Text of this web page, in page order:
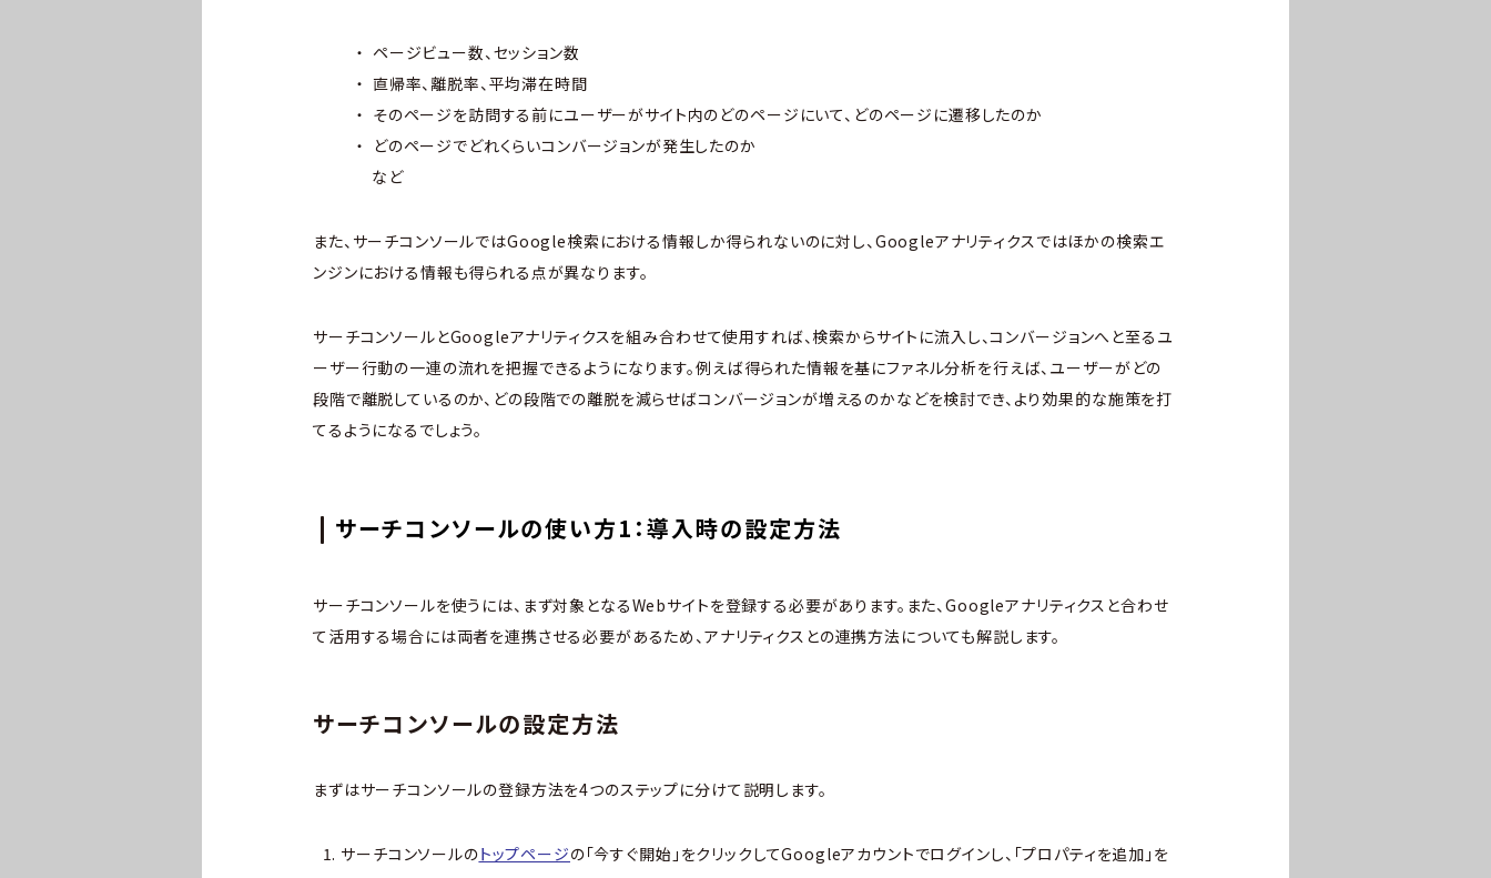
ページビュー数、セッション数
直帰率、離脱率、平均滞在時間
そのページを訪問する前にユーザーがサイト内のどのページにいて、どのページに遷移したのか
どのページでどれくらいコンバージョンが発生したのか
など
また、サーチコンソールではGoogle検索における情報しか得られないのに対し、Googleアナリティクスではほかの検索エ
ンジンにおける情報も得られる点が異なります。
サーチコンソールとGoogleアナリティクスを組み合わせて使用すれば、検索からサイトに流入し、コンバージョンへと至るユ
ーザー行動の一連の流れを把握できるようになります。例えば得られた情報を基にファネル分析を行えば、ユーザーがどの
段階で離脱しているのか、どの段階での離脱を減らせばコンバージョンが増えるのかなどを検討でき、より効果的な施策を打
てるようになるでしょう。
サーチコンソールの使い方1：導入時の設定方法
サーチコンソールを使うには、まず対象となるWebサイトを登録する必要があります。また、Googleアナリティクスと合わせ
て活用する場合には両者を連携させる必要があるため、アナリティクスとの連携方法についても解説します。
サーチコンソールの設定方法
まずはサーチコンソールの登録方法を4つのステップに分けて説明します。
サーチコンソールのトップページの「今すぐ開始」をクリックしてGoogleアカウントでログインし、「プロパティを追加」を